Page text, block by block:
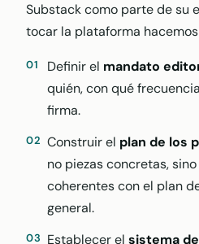
Substack como parte de su
tocar la plataforma
Definir el mandato
quién, con qué
firma.
Construir el plan de los
no piezas concretas,
coherentes con el plan
general.
Establecer el sistema